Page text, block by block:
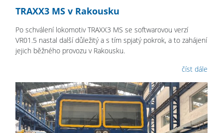
TRAXX3 MS v Rakousku
Po schválení lokomotiv TRAXX3 MS se softwarovou verzí
VR01.5 nastal další důležitý a s tím spjatý pokrok, a to zahájení
jejich běžného provozu v Rakousku.
číst dále